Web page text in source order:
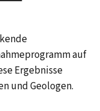
auf
Ergebnisse
und Geologen.